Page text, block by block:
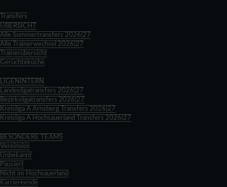
Transfers
ÜBERSICHT
Alle Sommertransfers 2026|27
Alle Trainerwechsel 2026|27
Trainerübersicht
Gerüchteküche
LIGENINTERN
Landesligatransfers 2026|27
Bezirksligatransfers 2026|27
Kreisliga A Arnsberg Transfers 2026|27
Kreisliga A Hochsauerland Transfers 2026|27
BESONDERE TEAMS
Vereinslos
Unbekannt
Pausiert
Nicht im Hochsauerland
Karriereende